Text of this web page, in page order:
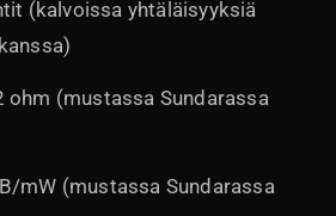
(kalvoissa yhtäläisyyksiä
ohm (mustassa Sundarassa
mW (mustassa Sundarassa